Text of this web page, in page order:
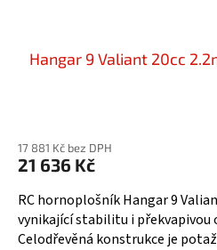
Hangar 9 Valiant 20cc
17 881 Kč bez DPH
21 636 Kč
RC hornoplošník Hangar 9
vynikající stabilitu i
Celodřevěná konstrukce je